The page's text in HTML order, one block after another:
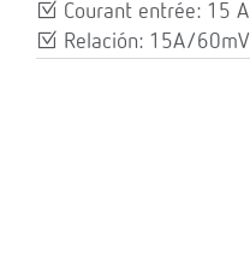
Courant entrée: 15 A
Relación: 15A/60mV